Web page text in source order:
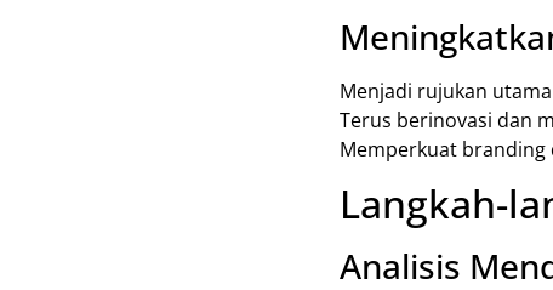
Menjadi rujukan
Terus berinovasi dan
Memperkuat branding
Langkah-
Analisis